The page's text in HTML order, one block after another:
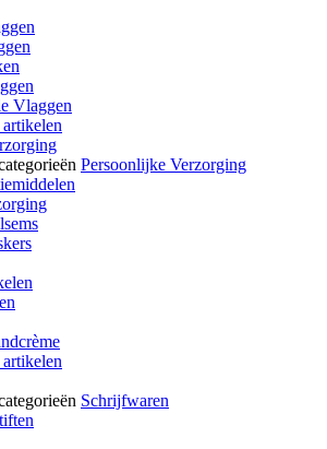
Vlaggen
Persoonlijke Verzorging
Schrijfwaren